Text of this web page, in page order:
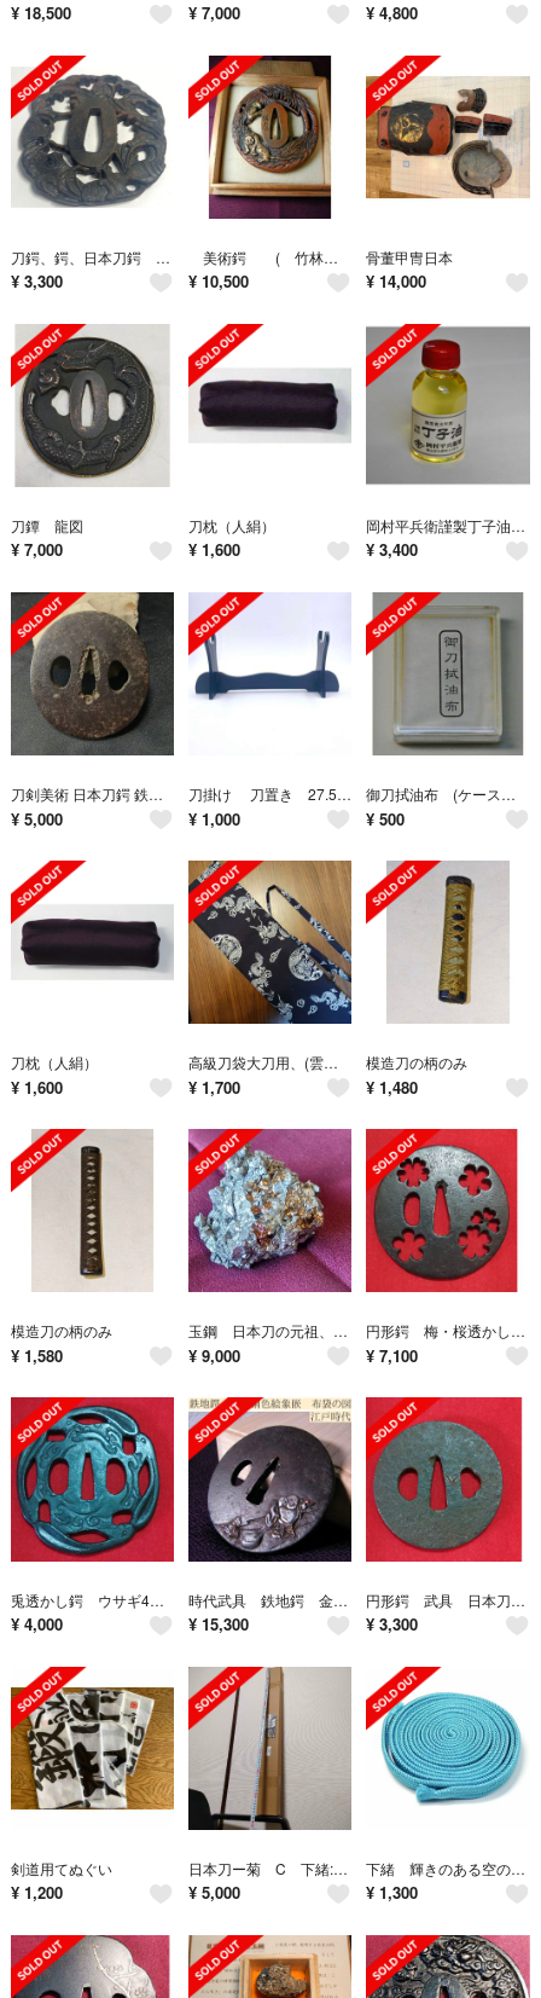
¥ 18,500 ¥ 7,000 ¥ 4,800
刀鍔、鍔、日本刀鍔 刀装具＊海波が彫られたデザインです。
¥ 3,300
美術鍔 ( 竹林と猛虎ﾉ図 ) 肥後透かし鍔(刀剣柴田製)、二点ご購入
¥ 10,500
骨董甲冑日本
¥ 14,000
刀鐔 龍図
¥ 7,000
刀枕（人絹）
¥ 1,600
岡村平兵衛謹製丁子油(10cc)
¥ 3,400
刀剣美術 日本刀鍔 鉄地 国廣造 江戸骨董 刀装具 蒐集家放出美品 旧家蔵出し
¥ 5,000
刀掛け 刀置き 27.5cm 刀台 剣掛け 日本刀 日輪刀 KD-003-1
¥ 1,000
御刀拭油布 (ケース入り) ②
¥ 500
刀枕（人絹）
¥ 1,600
高級刀袋大刀用、(雲龍柄) 綿糸使用、居合、木刀、コスプレ、その他
¥ 1,700
模造刀の柄のみ
¥ 1,480
模造刀の柄のみ
¥ 1,580
玉鋼 日本刀の元祖、真髄 三日三晩製作され完成される。 玉鋼の紹介です。
¥ 9,000
円形鍔 梅・桜透かし 放射状やすり 武具 ツバ かわいい鍔 つば 鉄製 刀装具
¥ 7,100
兎透かし鍔 ウサギ4匹に波 武具 ツバ かわいい鍔 鐔 つば 鉄製 刀装具
¥ 4,000
時代武具 鉄地鍔 金銀銅色絵象嵌 布袋の図 江戸時代/25d001
¥ 15,300
円形鍔 武具 日本刀のツバ かわいい鍔 直径約７０mm 丸型鐔 鉄製 刀装具
¥ 3,300
剣道用てぬぐい
¥ 1,200
日本刀ー菊 C 下緒:茶 全長約104cm 鞘付き 模造刀
¥ 5,000
下緒 輝きのある空のような天色（あまいろ）
¥ 1,300